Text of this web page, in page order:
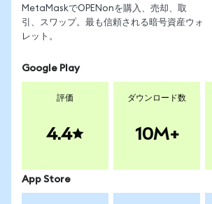
MetaMaskでOPENonを購入、売却、取
引、スワップ。最も信頼される暗号資産ウォ
レット。
Google Play
評価
4.4
ダウンロード数
10M+
App Store